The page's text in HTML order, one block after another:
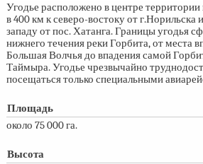
Угодье расположено в центре
в 400 км к северо-востоку от г.Норильска
западу от пос. Хатанга. Границы угодья
нижнего течения реки Горбита, от места
Большая Волчья до впадения самой
Таймыра. Угодье чрезвычайно
посещаться только специальными
Площадь
около 75 000 га.
Высота